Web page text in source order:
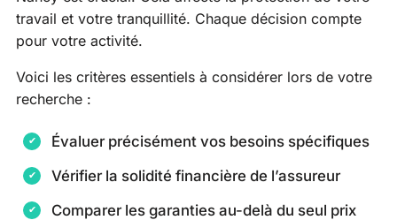
travail et votre tranquillité. Chaque décision compte
pour votre activité.
Voici les critères essentiels à considérer lors de votre
recherche :
Évaluer précisément vos besoins spécifiques
Vérifier la solidité financière de l’assureur
Comparer les garanties au-delà du seul prix